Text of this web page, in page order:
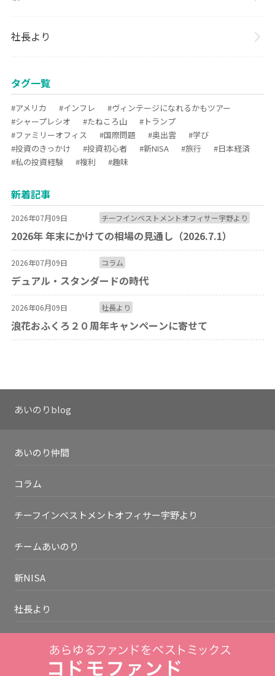
社長より
タグ一覧
#アメリカ #インフレ
#ヴィンテージになれるかもツアー
#シャープレシオ
#たねころ山
#トランプ
#ファミリーオフィス
#国際問題 #奥出雲
#学び
#投資のきっかけ
#投資初心者 #新NISA #旅行
#日本経済
#私の投資経験
#複利 #趣味
新着記事
2026年07月09日 チーフインベストメントオフィサー宇野より
2026年 年末にかけての相場の見通し（2026.7.1）
2026年07月09日 コラム
デュアル・スタンダードの時代
2026年06月09日 社長より
浪花おふくろ２０周年キャンペーンに寄せて
あいのりblog
あいのり仲間
コラム
チーフインベストメントオフィサー宇野より
チームあいのり
新NISA
社長より